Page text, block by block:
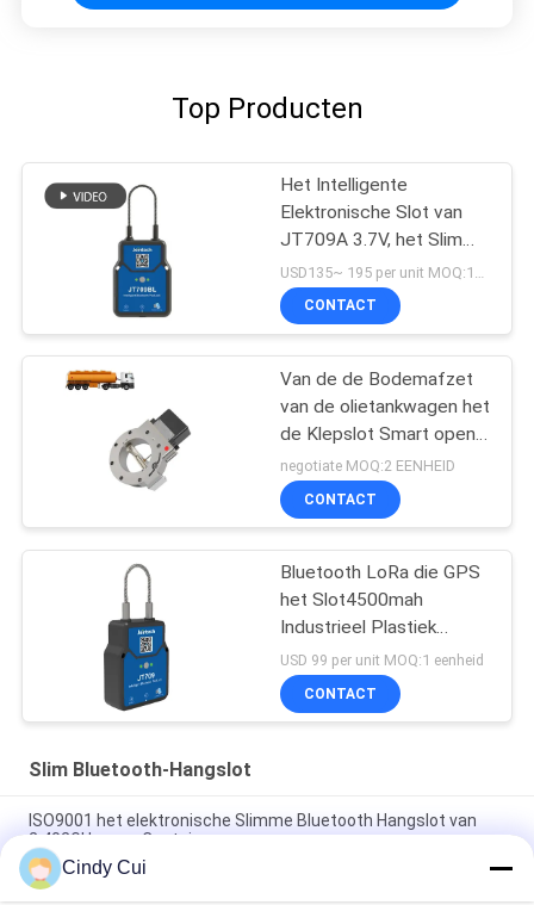
Top Producten
Het Intelligente
Elektronische Slot van
JT709A 3.7V, het Slimme
Hangslot van 4500mAh
Bluetooth
CONTACT
Van de de Bodemafzet
van de olietankwagen het
de Klepslot Smart opent
met CEI ex certificatie
negotiate MOQ:2 EENHEID
CONTACT
Bluetooth LoRa die GPS
het Slot4500mah
Industrieel Plastiek
volgen van de
Hangslotklep
USD 99 per unit MOQ:1 eenheid
CONTACT
Slim Bluetooth-Hangslot
ISO9001 het elektronische Slimme Bluetooth Hangslot van
2.402GHz voor Container
Het elektronische Slimme Bluetooth Hangslot van 3G met
Cindy Cui